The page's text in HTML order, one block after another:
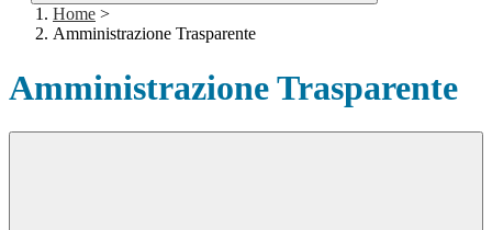
Home >
Amministrazione Trasparente
Amministrazione Trasparente